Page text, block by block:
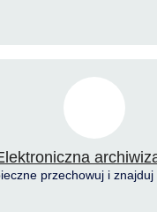
przechowuj i